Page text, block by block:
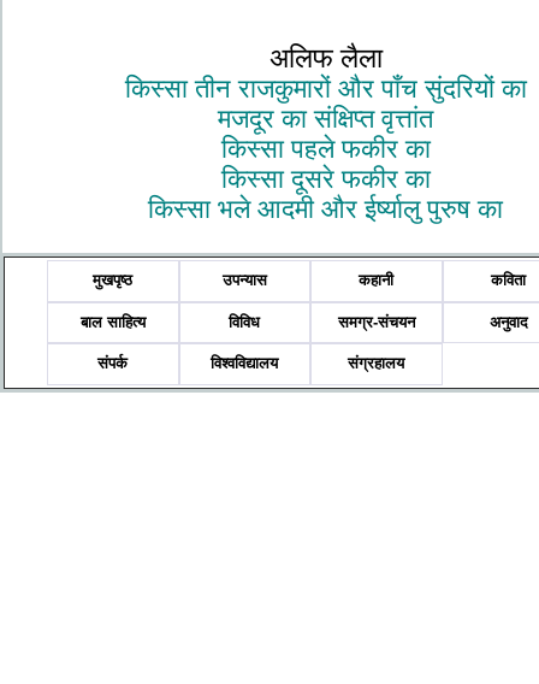
अलिफ लैला
किस्सा तीन राजकुमारों और पाँच सुंदरियों का
मजदूर का संक्षिप्त वृत्तांत
किस्सा पहले फकीर का
किस्सा दूसरे फकीर का
किस्सा भले आदमी और ईर्ष्यालु पुरुष का
मुखपृष्ठ उपन्यास कहानी कविता
बाल साहित्य विविध समग्र-संचयन अनुवाद
संपर्क विश्वविद्यालय संग्रहालय